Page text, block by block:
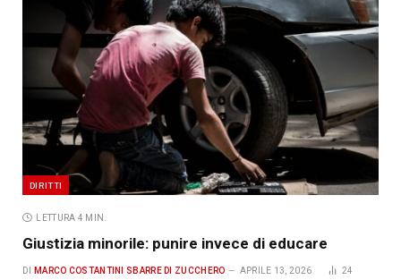
DIRITTI
LETTURA 4 MIN.
Giustizia minorile: punire invece di educare
DI MARCO COSTANTINI SBARRE DI ZUCCHERO APRILE 13, 2026 24